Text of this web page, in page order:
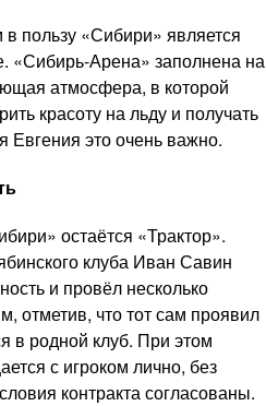
пользу «Сибири» является
«Сибирь-Арена» заполнена на
атмосфера, в которой
красоту на льду и получать
Евгения это очень важно.
остаётся «Трактор».
клуба Иван Савин
и провёл несколько
отметив, что тот сам проявил
в родной клуб. При этом
с игроком лично, без
контракта согласованы.